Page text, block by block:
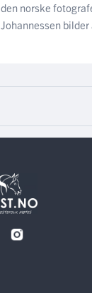
den norske
Johannessen bilder